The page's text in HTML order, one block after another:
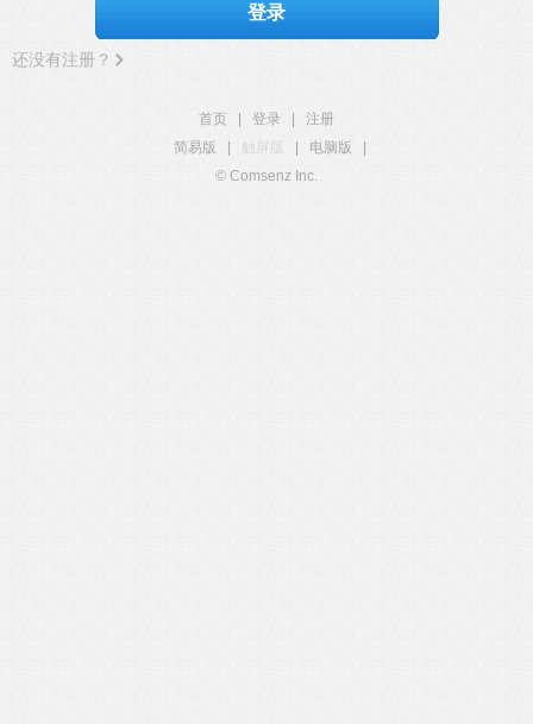
登录
还没有注册？
首页 登录
注册
简易版
触屏版 电脑版
© Comsenz Inc.